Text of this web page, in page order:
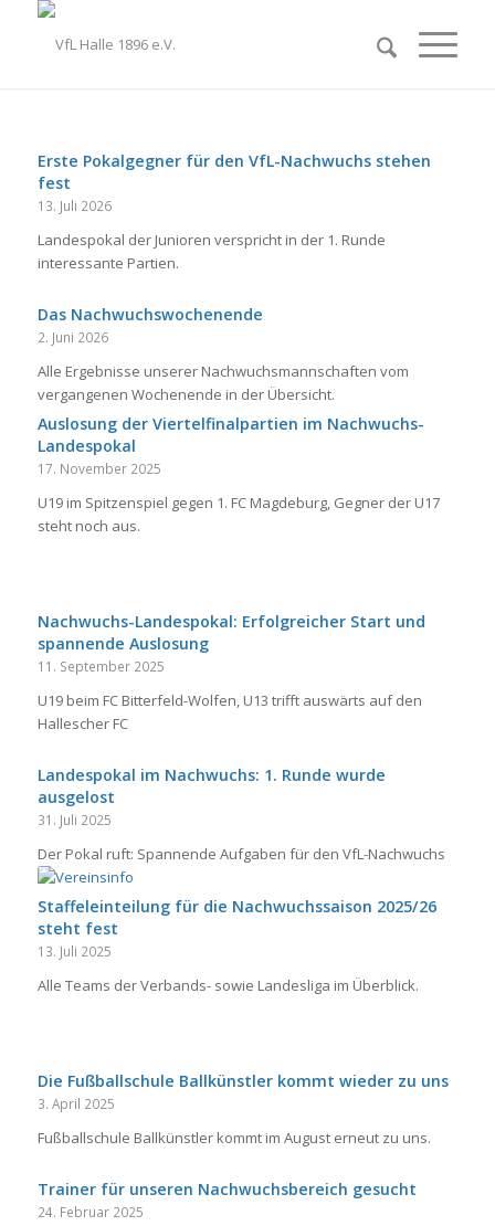
Erste Pokalgegner für den VfL-Nachwuchs stehen
fest
13. Juli 2026
Landespokal der Junioren verspricht in der 1. Runde
interessante Partien.
Das Nachwuchswochenende
2. Juni 2026
Alle Ergebnisse unserer Nachwuchsmannschaften vom
vergangenen Wochenende in der Übersicht.
Auslosung der Viertelfinalpartien im Nachwuchs-
Landespokal
17. November 2025
U19 im Spitzenspiel gegen 1. FC Magdeburg, Gegner der U17
steht noch aus.
Nachwuchs-Landespokal: Erfolgreicher Start und
spannende Auslosung
11. September 2025
U19 beim FC Bitterfeld-Wolfen, U13 trifft auswärts auf den
Hallescher FC
Landespokal im Nachwuchs: 1. Runde wurde
ausgelost
31. Juli 2025
Der Pokal ruft: Spannende Aufgaben für den VfL-Nachwuchs
Staffeleinteilung für die Nachwuchssaison 2025/26
steht fest
13. Juli 2025
Alle Teams der Verbands- sowie Landesliga im Überblick.
Die Fußballschule Ballkünstler kommt wieder zu uns
3. April 2025
Fußballschule Ballkünstler kommt im August erneut zu uns.
Trainer für unseren Nachwuchsbereich gesucht
24. Februar 2025